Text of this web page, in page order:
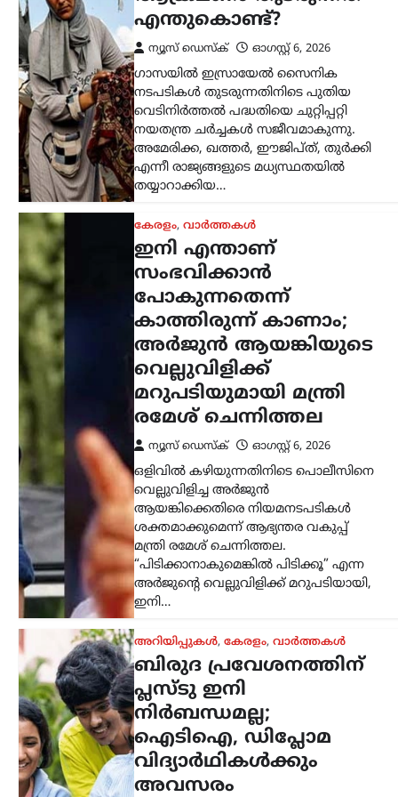
കേരളം,വാർത്തകൾ
ഇനി എന്താണ്
സംഭവിക്കാൻ
പോകുന്നതെന്ന്
കാത്തിരുന്ന് കാണാം;
അർജുൻ ആയങ്കിയുടെ
വെല്ലുവിളിക്ക്
മറുപടിയുമായി മന്ത്രി
രമേശ് ചെന്നിത്തല
ന്യൂസ് ഡെസ്ക് ഓഗസ്റ്റ്‌ 6, 2026
ഒളിവിൽ കഴിയുന്നതിനിടെ പൊലീസിനെ
വെല്ലുവിളിച്ച അർജുൻ
ആയങ്കിക്കെതിരെ നിയമനടപടികൾ
ശക്തമാക്കുമെന്ന് ആഭ്യന്തര വകുപ്പ്
മന്ത്രി രമേശ് ചെന്നിത്തല.
“പിടിക്കാനാകുമെങ്കിൽ പിടിക്കൂ” എന്ന
അർജുന്റെ വെല്ലുവിളിക്ക് മറുപടിയായി,
ഇനി…
ബിരുദ പ്രവേശനത്തിന്
പ്ലസ്ടു ഇനി
നിർബന്ധമല്ല;
ഐടിഐ, ഡിപ്ലോമ
വിദ്യാർഥികൾക്കും
അവസരം
ന്യൂസ് ഡെസ്ക്
സംസ്ഥാനത്തെ ബിരുദ പ്രവേശന
മാനദണ്ഡങ്ങളിൽ നിർണായക മാറ്റം
വരുത്തി ഉന്നത വിദ്യാഭ്യാസ വകുപ്പ്. ഇനി
മുതൽ ബിരുദ കോഴ്സുകളിലേക്ക്
പ്രവേശനം നേടാൻ പ്ലസ്ടു യോഗ്യത
നിർബന്ധമല്ലെന്ന് സർക്കാർ…
ട്രെൻഡിംഗ്,ദേശീയം,ലേറ്റസ്റ്റ് ന്യൂസ്
നീറ്റ് ചോദ്യപേപ്പർ